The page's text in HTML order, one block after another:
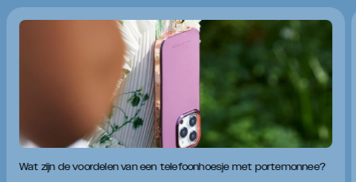
Wat zijn de voordelen van een telefoonhoesje met portemonnee?